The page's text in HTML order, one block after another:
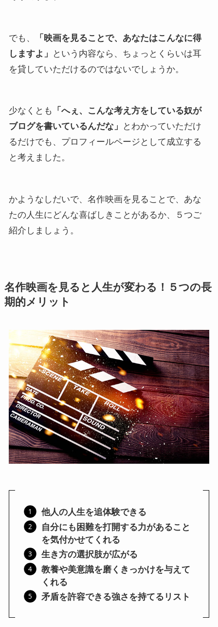
でも、
「映画を見ることで、あなたはこんなに得
しますよ」 という内容なら、ちょっとくらいは耳
を貸していただけるのではないでしょうか。
少なくとも 「へぇ、こんな考え方をしている奴が
ブログを書いているんだな」 とわかっていただけ
るだけでも、プロフィールページとして成立する
と考えました。
かようなしだいで、名作映画を見ることで、あな
たの人生にどんな喜ばしきことがあるか、５つご
紹介しましょう。
名作映画を見ると人生が変わる！５つの長
期的メリット
他人の人生を追体験できる
自分にも困難を打開する力があること
を気付かせてくれる
生き方の選択肢が広がる
教養や美意識を磨くきっかけを与えて
くれる
矛盾を許容できる強さを持てるリスト